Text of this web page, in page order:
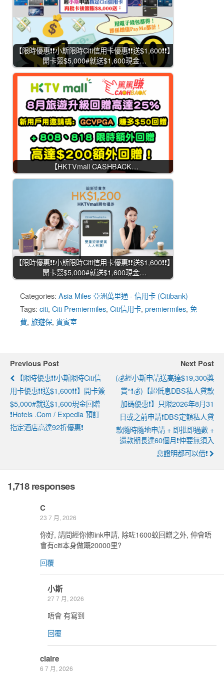
【限時優惠❗❗小斯限時Citi信用卡優惠❗❗送$1,600❗❗】
開卡簽$5,000#就送$1,600現金…
【HKTVmall CASHBACK…
【限時優惠❗❗小斯限時Citi信用卡優惠❗❗送$1,600❗❗】
開卡簽$5,000#就送$1,600現金…
Categories: Asia Miles 亞洲萬里通 - 信用卡 (Citibank)
Tags: citi, Citi Premiermiles, Citi信用卡, premiermiles, 免
費, 旅遊保, 貴賓室
Previous Post
【限時優惠❗❗小斯限時Citi信
用卡優惠❗❗送$1,600❗❗】開卡簽
$5,000#就送$1,600現金回贈
❗Hotels .com / Expedia 預訂
指定酒店高達92折優惠❗
Next Post
(💰經小斯申請送高達$19,300獎
賞^❗💰)【超低息DBS私人貸款
加碼優惠❗】只限2026年8月31
日或之前申請❗DBS定額私人貸
款隨時隨地申請 + 即批即過數 +
還款期長達60個月❗仲要無須入
息證明都可以借❗
1,718 responses
C
23 7 月, 2026
你好, 請問經你條link申請, 除咗1600蚊回贈之外, 仲會唔
會有citi本身做嘅20000里?
回覆
小斯
27 7 月, 2026
唔會 有寫到
回覆
claire
6 7 月, 2026